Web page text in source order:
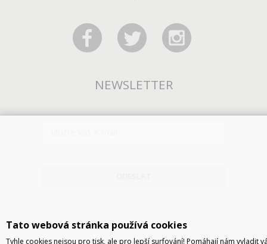
NEWSLETTER
Tato webová stránka používá cookies
Tyhle cookies nejsou pro tisk, ale pro lepší surfování! Pomáhají nám vyladit